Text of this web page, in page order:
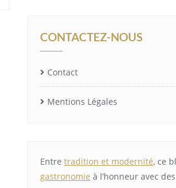
CONTACTEZ-NOUS
Contact
Mentions Légales
Entre tradition et modernité, ce
gastronomie à l’honneur avec